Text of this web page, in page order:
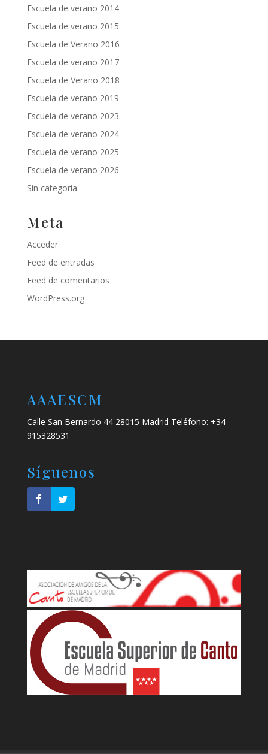
Escuela de verano 2014
Escuela de verano 2015
Escuela de Verano 2016
Escuela de verano 2017
Escuela de Verano 2018
Escuela de verano 2019
Escuela de verano 2023
Escuela de verano 2024
Escuela de verano 2025
Escuela de verano 2026
Sin categoría
Meta
Acceder
Feed de entradas
Feed de comentarios
WordPress.org
AAAESCM
Calle San Bernardo 44 28015 Madrid Teléfono: +34
915328531
Síguenos